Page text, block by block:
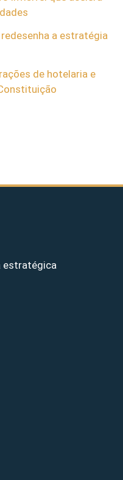
a estratégia
de hotelaria e
estratégica